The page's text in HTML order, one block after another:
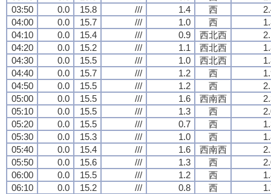
03:50
0.0 15.8 /// 1.4 西
04:00
0.0 15.7 /// 1.0 西
04:10
0.0 15.4 /// 0.9 西北西
04:20
0.0 15.2 /// 1.1 西北西
04:30
0.0 15.5 /// 1.0 西北西
04:40
0.0 15.7 /// 1.2 西
04:50
0.0 15.5 /// 1.2 西
05:00
0.0 15.5 /// 1.6 西南西
05:10
0.0 15.5 /// 1.3 西
05:20
0.0 15.5 /// 0.7 西
05:30
0.0 15.3 /// 1.0 西
05:40
0.0 15.4 /// 1.6 西南西
05:50
0.0 15.6 /// 1.3 西
06:00
0.0 15.5 /// 1.2 西
06:10
0.0 15.2 /// 0.8 西